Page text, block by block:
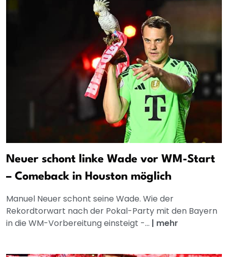
Neuer schont linke Wade vor WM-Start
– Comeback in Houston möglich
Manuel Neuer schont seine Wade. Wie der
Rekordtorwart nach der Pokal-Party mit den Bayern
in die WM-Vorbereitung einsteigt -... | mehr